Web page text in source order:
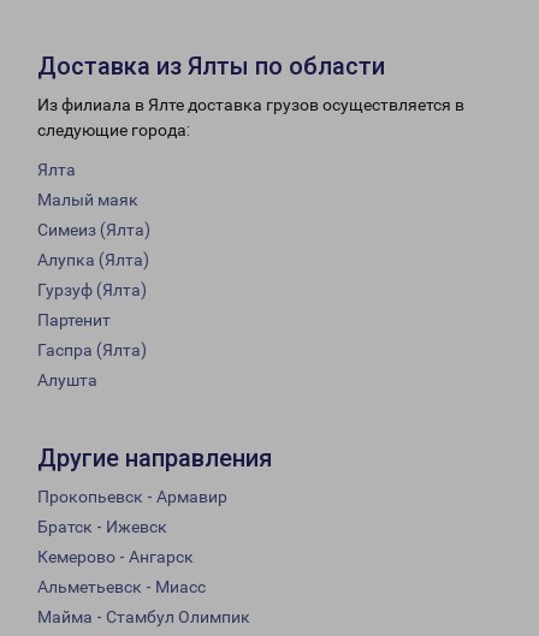
Доставка из Ялты по области
Из филиала в Ялте доставка грузов осуществляется в
следующие города:
Ялта
Малый маяк
Симеиз (Ялта)
Алупка (Ялта)
Гурзуф (Ялта)
Партенит
Гаспра (Ялта)
Алушта
Другие направления
Прокопьевск - Армавир
Братск - Ижевск
Кемерово - Ангарск
Альметьевск - Миасс
Майма - Стамбул Олимпик